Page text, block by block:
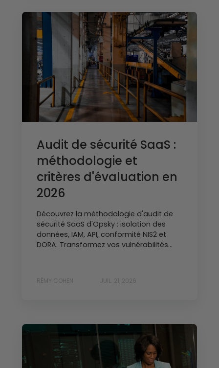
Audit de sécurité SaaS :
méthodologie et
critères d'évaluation en
2026
Découvrez la méthodologie d'audit de
sécurité SaaS d'Opsky : isolation des
données, IAM, API, conformité NIS2 et
DORA. Transformez vos vulnérabilités...
RÉMY COHEN JUIL. 21, 2026